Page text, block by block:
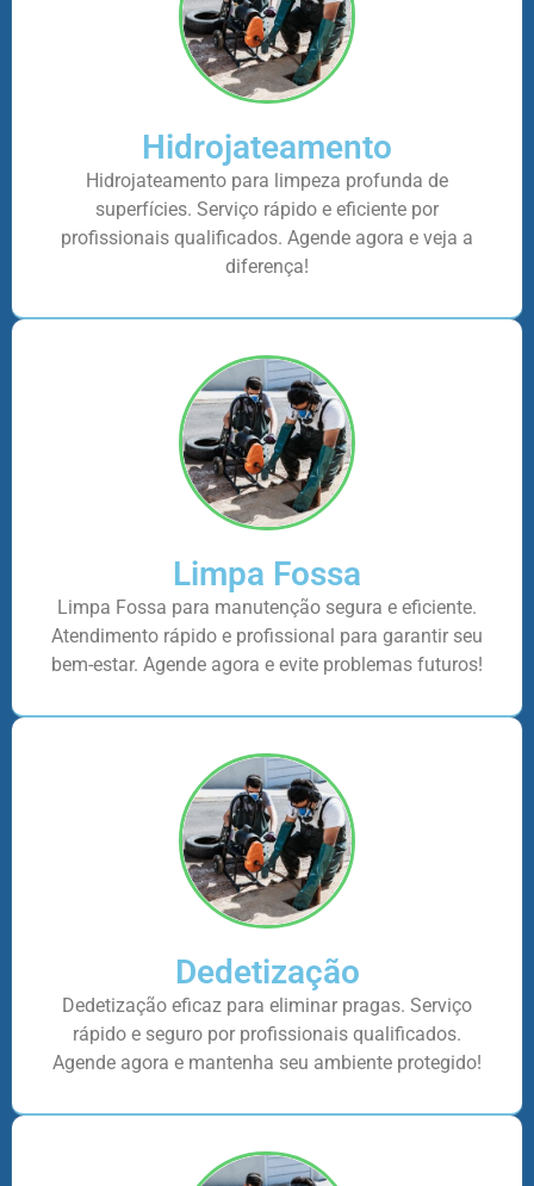
Hidrojateamento
Hidrojateamento para limpeza profunda de
superfícies. Serviço rápido e eficiente por
profissionais qualificados. Agende agora e veja a
diferença!
Limpa Fossa
Limpa Fossa para manutenção segura e eficiente.
Atendimento rápido e profissional para garantir seu
bem-estar. Agende agora e evite problemas futuros!
Dedetização
Dedetização eficaz para eliminar pragas. Serviço
rápido e seguro por profissionais qualificados.
Agende agora e mantenha seu ambiente protegido!